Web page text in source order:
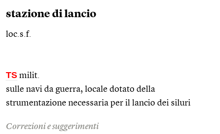
stazione di lancio
loc.s.f.
TS milit.
sulle navi da guerra, locale dotato della
strumentazione necessaria per il lancio dei siluri
Correzioni e suggerimenti